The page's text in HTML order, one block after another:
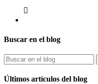

PRODUCTOR
Buscar en el blog
Últimos artículos del blog